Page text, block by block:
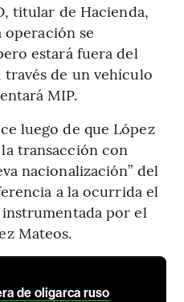
titular de Hacienda,
operación se
estará fuera del
de un vehículo
MIP.
luego de que López
transacción con
nacionalización” del
a la ocurrida el
instrumentada por el
Mateos.
de oligarca ruso